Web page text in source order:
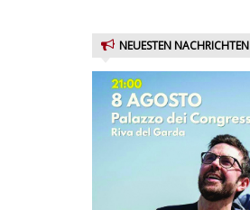
NEUESTEN NACHRICHTEN